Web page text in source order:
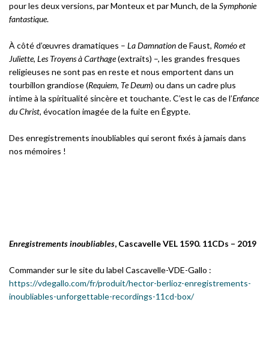
pour les deux versions, par Monteux et par Munch, de la Symphonie
fantastique.
À côté d’œuvres dramatiques – La Damnationde Faust, Roméo et
Juliette, Les Troyens à Carthage(extraits) –, les grandes fresques
religieuses ne sont pas en reste et nous emportent dans un
tourbillon grandiose (Requiem, Te Deum) ou dans un cadre plus
intime à la spiritualité sincère et touchante. C’est le cas de l’Enfance
du Christ, évocation imagée de la fuite en Égypte.
Des enregistrements inoubliables qui seront fixés à jamais dans
nos mémoires !
Enregistrements inoubliables, Cascavelle VEL 1590. 11CDs – 2019
Commander sur le site du label Cascavelle-VDE-Gallo :
https://vdegallo.com/fr/produit/hector-berlioz-enregistrements-
inoubliables-unforgettable-recordings-11cd-box/